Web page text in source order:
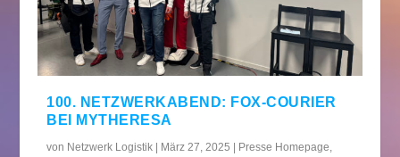
100. NETZWERKABEND: FOX-COURIER
BEI MYTHERESA
von Netzwerk Logistik | März 27, 2025 | Presse Homepage